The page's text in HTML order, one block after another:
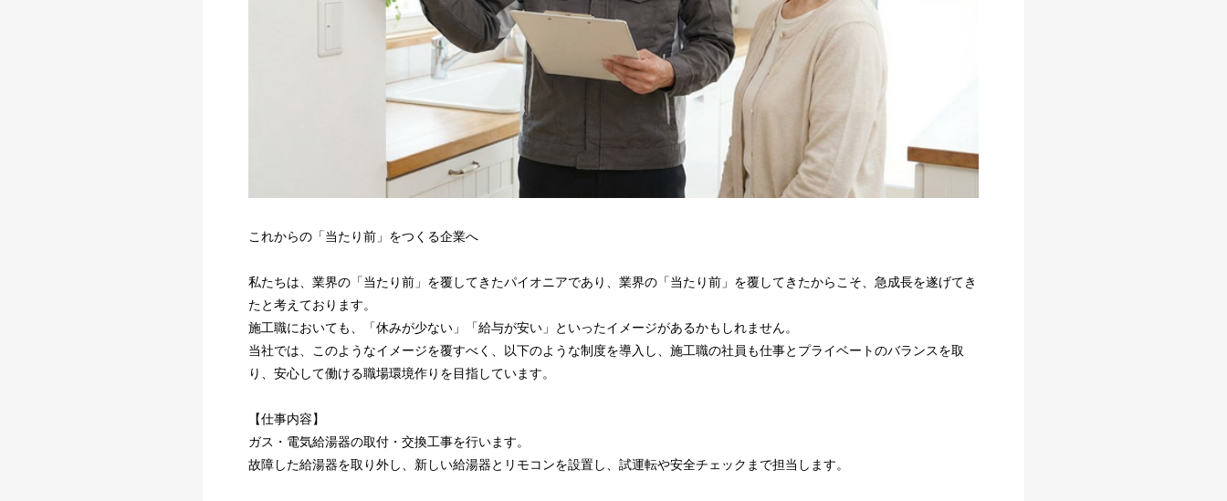
これからの「当たり前」をつくる企業へ
私たちは、業界の「当たり前」を覆してきたパイオニアであり、業界の「当たり前」を覆してきたからこそ、急成長を遂げてき
たと考えております。
施工職においても、「休みが少ない」「給与が安い」といったイメージがあるかもしれません。
当社では、このようなイメージを覆すべく、以下のような制度を導入し、施工職の社員も仕事とプライベートのバランスを取
り、安心して働ける職場環境作りを目指しています。
【仕事内容】
ガス・電気給湯器の取付・交換工事を行います。
故障した給湯器を取り外し、新しい給湯器とリモコンを設置し、試運転や安全チェックまで担当します。